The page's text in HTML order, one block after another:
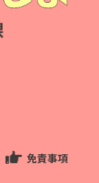
免責事項